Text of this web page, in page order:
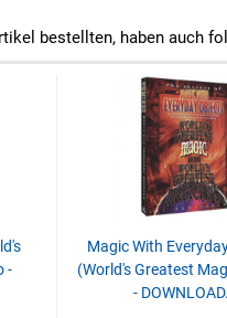
bestellten, haben auch
-
Magic With
(World's Greatest
-